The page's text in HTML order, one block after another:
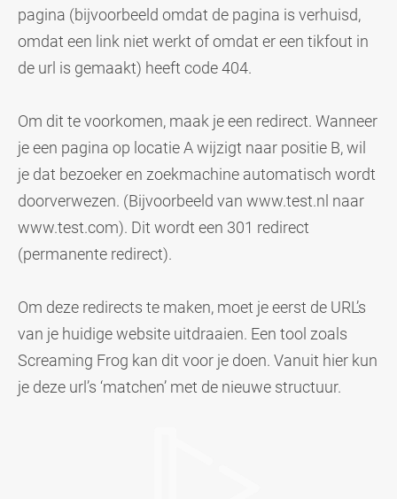
pagina (bijvoorbeeld omdat de pagina is verhuisd,
omdat een link niet werkt of omdat er een tikfout in
de url is gemaakt) heeft code 404.
Om dit te voorkomen, maak je een redirect. Wanneer
je een pagina op locatie A wijzigt naar positie B, wil
je dat bezoeker en zoekmachine automatisch wordt
doorverwezen. (Bijvoorbeeld van www.test.nl naar
www.test.com). Dit wordt een 301 redirect
(permanente redirect).
Om deze redirects te maken, moet je eerst de URL’s
van je huidige website uitdraaien. Een tool zoals
Screaming Frog kan dit voor je doen. Vanuit hier kun
je deze url’s ‘matchen’ met de nieuwe structuur.